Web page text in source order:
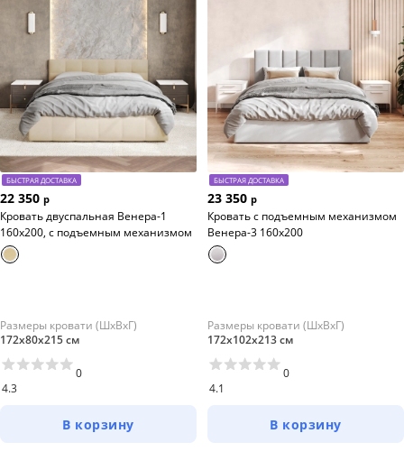
БЫСТРАЯ ДОСТАВКА
22 350 р
Кровать двуспальная Венера-1
160х200, с подъемным механизмом
Размеры кровати (ШхВхГ)
172х80х215 см
4.3
0
В корзину
БЫСТРАЯ ДОСТАВКА
23 350 р
Кровать с подъемным механизмом
Венера-3 160х200
Размеры кровати (ШхВхГ)
172х102х213 см
4.1
0
В корзину